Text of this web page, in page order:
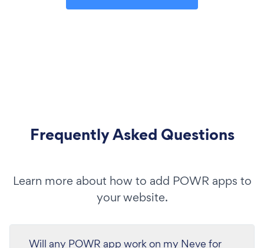
Frequently Asked Questions
Learn more about how to add POWR apps to
your website.
Will any POWR app work on my Neve for